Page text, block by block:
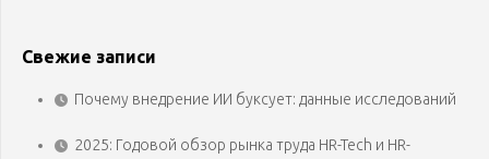
Свежие записи
Почему внедрение ИИ буксует: данные исследований
2025: Годовой обзор рынка труда HR-Tech и HR-